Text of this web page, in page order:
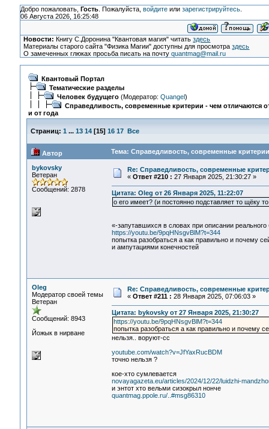
Добро пожаловать, Гость. Пожалуйста, войдитеили зарегистрируйтесь.
06 Августа 2026, 16:25:48
Новости: Книгу С.Доронина "Квантовая магия" читатьздесь
Материалы старого сайта "Физика Магии" доступны для просмотраздесь
О замеченных глюках просьба писать на почтуquantmag@mail.ru
Квантовый Портал
Тематические разделы
Человек будущего(Модератор: Quangel)
Справедливость, современные критерии - чем отличаются
и от года
Страниц: 1 ... 13 14[15] 16 17 Все
Автор Тема: Справедливость, современные
bykovsky
Ветеран
Сообщений: 2878
Re: Справедливость, современные
« Ответ #210 : 27 Января 2025, 21:30:27 »
Цитата: Oleg от 26 Января 2025, 11:22:07
о его имеет? (и постоянно подставляет то щёку то
«-запутавшихся в словах при описании реального
https://youtu.be/9pqHNsgvBlM?t=344
попытка разобраться а как правильно и почему
и ампутациями конечностей
Oleg
Модератор своей темы
Ветеран
Сообщений: 8943
Йожык в нирване
Re: Справедливость, современные
« Ответ #211 : 28 Января 2025, 07:06:03 »
Цитата: bykovsky от 27 Января 2025, 21:30:27
https://youtu.be/9pqHNsgvBlM?t=344
попытка разобраться а как правильно и почему
нельзя.. воруют-сс
youtube.com/watch?v=JfYaxRucBDM
точно нельзя ?
кое-хто сумлевается
novayagazeta.eu/articles/2024/12/22/luidzhi-
и энтот хто вельми сизокрыл нонче
quantmag.ppole.ru/..#msg86310